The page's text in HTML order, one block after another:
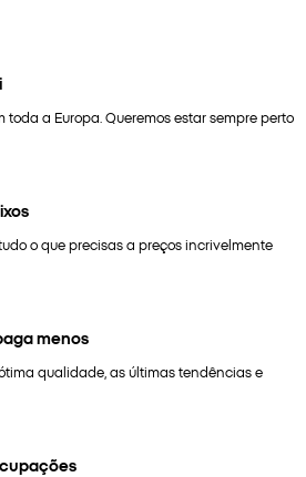
toda a Europa. Queremos estar sempre perto
o que precisas a preços incrivelmente
menos
qualidade, as últimas tendências e